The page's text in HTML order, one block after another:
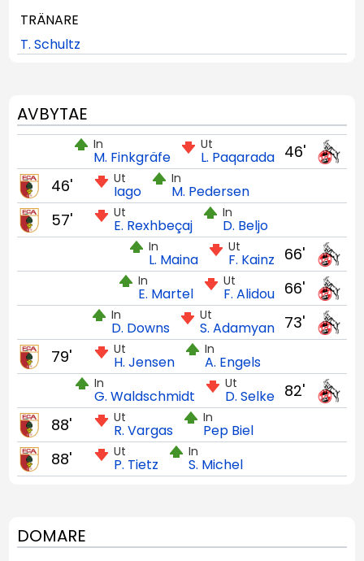
TRÄNARE
T. Schultz
AVBYTAE
46'
Ut
L. Paqarada
In
M. Finkgräfe
Ut
Iago
In
M. Pedersen
46'
Ut
E. Rexhbeçaj
In
D. Beljo
57'
66'
Ut
F. Kainz
In
L. Maina
66'
Ut
F. Alidou
In
E. Martel
73'
Ut
S. Adamyan
In
D. Downs
Ut
H. Jensen
In
A. Engels
79'
82'
Ut
D. Selke
In
G. Waldschmidt
Ut
R. Vargas
In
Pep Biel
88'
Ut
P. Tietz
In
S. Michel
88'
DOMARE